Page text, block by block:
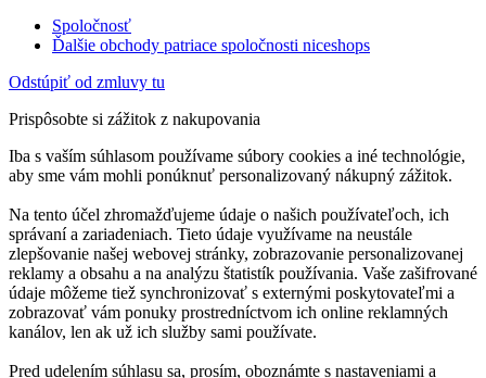
Spoločnosť
Ďalšie obchody patriace spoločnosti niceshops
Odstúpiť od zmluvy tu
Prispôsobte si zážitok z nakupovania
Iba s vaším súhlasom používame súbory cookies a iné technológie,
aby sme vám mohli ponúknuť personalizovaný nákupný zážitok.
Na tento účel zhromažďujeme údaje o našich používateľoch, ich
správaní a zariadeniach. Tieto údaje využívame na neustále
zlepšovanie našej webovej stránky, zobrazovanie personalizovanej
reklamy a obsahu a na analýzu štatistík používania. Vaše zašifrované
údaje môžeme tiež synchronizovať s externými poskytovateľmi a
zobrazovať vám ponuky prostredníctvom ich online reklamných
kanálov, len ak už ich služby sami používate.
Pred udelením súhlasu sa, prosím, oboznámte s nastaveniami a